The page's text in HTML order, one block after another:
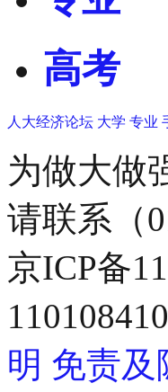
高考
人大经济论坛 大学 专业
为做大做
请联系（
京ICP备
明 免责及